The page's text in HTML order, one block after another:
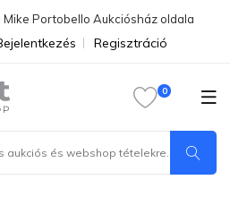
Mike Portobello Aukciósház oldala
Regisztráció